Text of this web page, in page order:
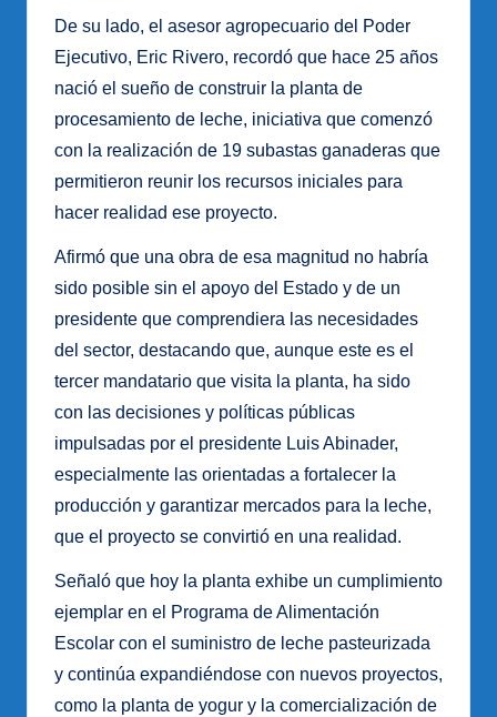
De su lado, el asesor agropecuario del Poder
Ejecutivo, Eric Rivero, recordó que hace 25 años
nació el sueño de construir la planta de
procesamiento de leche, iniciativa que comenzó
con la realización de 19 subastas ganaderas que
permitieron reunir los recursos iniciales para
hacer realidad ese proyecto.
Afirmó que una obra de esa magnitud no habría
sido posible sin el apoyo del Estado y de un
presidente que comprendiera las necesidades
del sector, destacando que, aunque este es el
tercer mandatario que visita la planta, ha sido
con las decisiones y políticas públicas
impulsadas por el presidente Luis Abinader,
especialmente las orientadas a fortalecer la
producción y garantizar mercados para la leche,
que el proyecto se convirtió en una realidad.
Señaló que hoy la planta exhibe un cumplimiento
ejemplar en el Programa de Alimentación
Escolar con el suministro de leche pasteurizada
y continúa expandiéndose con nuevos proyectos,
como la planta de yogur y la comercialización de